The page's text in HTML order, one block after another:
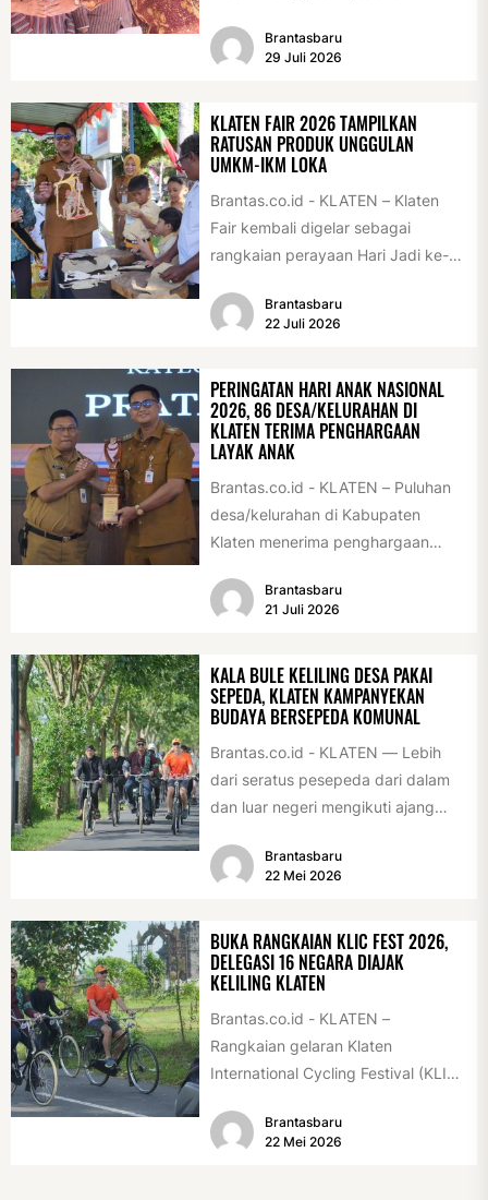
di Alun-alun Klaten, Selasa
Brantasbaru
29 Juli 2026
KLATEN FAIR 2026 TAMPILKAN
RATUSAN PRODUK UNGGULAN
UMKM-IKM LOKA
Brantas.co.id - KLATEN – Klaten
Fair kembali digelar sebagai
rangkaian perayaan Hari Jadi ke-
Acara ini digelar...
Brantasbaru
22 Juli 2026
PERINGATAN HARI ANAK NASIONAL
2026, 86 DESA/KELURAHAN DI
KLATEN TERIMA PENGHARGAAN
LAYAK ANAK
Brantas.co.id - KLATEN – Puluhan
desa/kelurahan di Kabupaten
Klaten menerima penghargaan
2026. Penghargaan tersebut
Brantasbaru
21 Juli 2026
KALA BULE KELILING DESA PAKAI
SEPEDA, KLATEN KAMPANYEKAN
BUDAYA BERSEPEDA KOMUNAL
Brantas.co.id - KLATEN — Lebih
dari seratus pesepeda dari dalam
dan luar negeri mengikuti ajang
Association Rally...
Brantasbaru
22 Mei 2026
BUKA RANGKAIAN KLIC FEST 2026,
DELEGASI 16 NEGARA DIAJAK
KELILING KLATEN
Brantas.co.id - KLATEN –
Rangkaian gelaran Klaten
International Cycling Festival (KLIC
(17/5/2026). Rangkaian kegiatan
dibuka...
Brantasbaru
22 Mei 2026